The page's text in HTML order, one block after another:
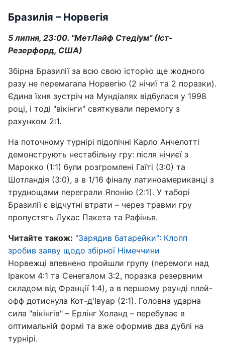
Бразилія – Норвегія
5 липня, 23:00. "МетЛайф Стедіум" (Іст-
Резерфорд, США)
Збірна Бразилії за всю свою історію ще жодного
разу не перемагала Норвегію (2 нічиї та 2 поразки).
Єдина їхня зустріч на Мундіалях відбулася у 1998
році, і тоді "вікінги" святкували перемогу з
рахунком 2:1.
На поточному турнірі підопічні Карло Анчелотті
демонструють нестабільну гру: після нічиєї з
Марокко (1:1) були розгромлені Гаїті (3:0) та
Шотландія (3:0), а в 1/16 фіналу латиноамериканці з
труднощами переграли Японію (2:1). У таборі
Бразилії є відчутні втрати – через травми гру
пропустять Лукас Пакета та Рафінья.
Читайте також: "Зарядив батарейки": Клопп
зробив заяву щодо збірної Німеччини
Норвежці впевнено пройшли групу (перемоги над
Іраком 4:1 та Сенегалом 3:2, поразка резервним
складом від Франції 1:4), а в першому раунді плей-
офф дотиснула Кот-д'Івуар (2:1). Головна ударна
сила "вікінгів" – Ерлінг Холанд – перебуває в
оптимальній формі та вже оформив два дублі на
турнірі.